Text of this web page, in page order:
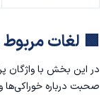
🟩 لغات مربوط
در این بخش با واژگان
صحبت درباره خوراکی‌ها